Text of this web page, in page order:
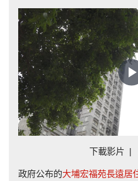
下載影片 |
政府公布的大埔宏福苑長遠居